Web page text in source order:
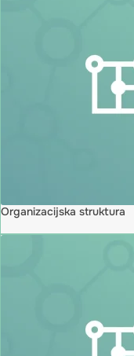
Organizacijska struktura